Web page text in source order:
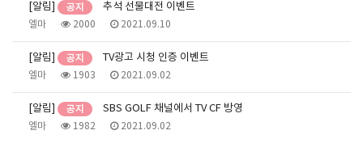
[알림] 추석 선물대전 이벤트
엘마 2000 2021.09.10
[알림] TV광고 시청 인증 이벤트
엘마 1903 2021.09.02
[알림] SBS GOLF 채널에서 TV CF 방영
엘마 1982 2021.09.02